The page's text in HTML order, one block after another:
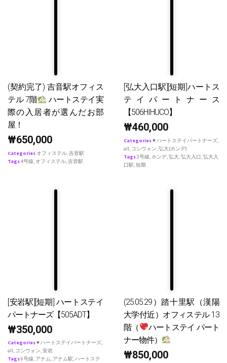
(契約完了) 吉音駅オフィス
テル 7階
ハートステイ実
際の入居者が選んだお部
屋！
₩650,000
Categories オフィステル,吉音駅
Tags4号線, オフィステル,吉音駅
[弘大入口駅][短期]ハートス
テイパートナース
【506HIHUCO】
₩460,000
Categories♥ ハートステイパートナーズ,
all, コシウォン,弘大(ホンデ)
Tags2号線,ホンデ,弘大,弘大入口,弘大入
口駅,短期
[安岩駅][短期] ハートステイ
パートナーズ【505ADT】
₩350,000
Categories♥ ハートステイパートナーズ,
all, コシウォン,安岩
Tags6号線, アナム, アナム駅,ハートステ
(25.05.29）踏十里駅（漢陽
大学付近）オフィステル 13
階（
ハートステイ パート
ナー物件）
₩850,000